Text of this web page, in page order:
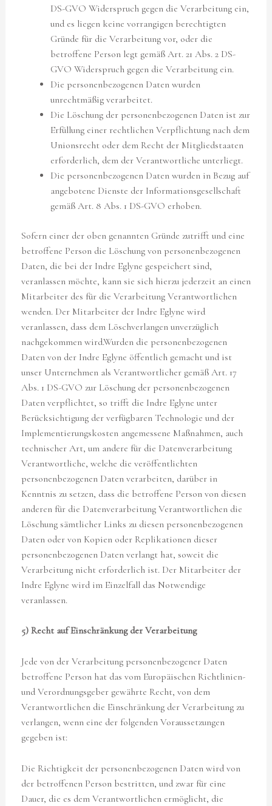
DS-GVO Widerspruch gegen die Verarbeitung ein,
und es liegen keine vorrangigen berechtigten
Gründe für die Verarbeitung vor, oder die
betroffene Person legt gemäß Art. 21 Abs. 2 DS-
GVO Widerspruch gegen die Verarbeitung ein.
Die personenbezogenen Daten wurden
unrechtmäßig verarbeitet.
Die Löschung der personenbezogenen Daten ist zur
Erfüllung einer rechtlichen Verpflichtung nach dem
Unionsrecht oder dem Recht der Mitgliedstaaten
erforderlich, dem der Verantwortliche unterliegt.
Die personenbezogenen Daten wurden in Bezug auf
angebotene Dienste der Informationsgesellschaft
gemäß Art. 8 Abs. 1 DS-GVO erhoben.
Sofern einer der oben genannten Gründe zutrifft und eine
betroffene Person die Löschung von personenbezogenen
Daten, die bei der Indre Eglyne gespeichert sind,
veranlassen möchte, kann sie sich hierzu jederzeit an einen
Mitarbeiter des für die Verarbeitung Verantwortlichen
wenden. Der Mitarbeiter der Indre Eglyne wird
veranlassen, dass dem Löschverlangen unverzüglich
nachgekommen wird.Wurden die personenbezogenen
Daten von der Indre Eglyne öffentlich gemacht und ist
unser Unternehmen als Verantwortlicher gemäß Art. 17
Abs. 1 DS-GVO zur Löschung der personenbezogenen
Daten verpflichtet, so trifft die Indre Eglyne unter
Berücksichtigung der verfügbaren Technologie und der
Implementierungskosten angemessene Maßnahmen, auch
technischer Art, um andere für die Datenverarbeitung
Verantwortliche, welche die veröffentlichten
personenbezogenen Daten verarbeiten, darüber in
Kenntnis zu setzen, dass die betroffene Person von diesen
anderen für die Datenverarbeitung Verantwortlichen die
Löschung sämtlicher Links zu diesen personenbezogenen
Daten oder von Kopien oder Replikationen dieser
personenbezogenen Daten verlangt hat, soweit die
Verarbeitung nicht erforderlich ist. Der Mitarbeiter der
Indre Eglyne wird im Einzelfall das Notwendige
veranlassen.
5) Recht auf Einschränkung der Verarbeitung
Jede von der Verarbeitung personenbezogener Daten
betroffene Person hat das vom Europäischen Richtlinien-
und Verordnungsgeber gewährte Recht, von dem
Verantwortlichen die Einschränkung der Verarbeitung zu
verlangen, wenn eine der folgenden Voraussetzungen
gegeben ist:
Die Richtigkeit der personenbezogenen Daten wird von
der betroffenen Person bestritten, und zwar für eine
Dauer, die es dem Verantwortlichen ermöglicht, die